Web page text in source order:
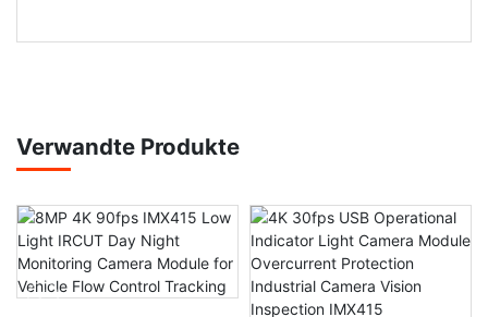
Verwandte Produkte